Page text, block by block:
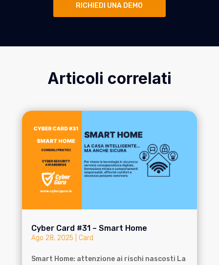
RICHIEDI UNA DEMO
Articoli correlati
Cyber Card #31 – Smart Home
Ago 28, 2025 Card
Smart Home: attenzione ai rischi nascosti La